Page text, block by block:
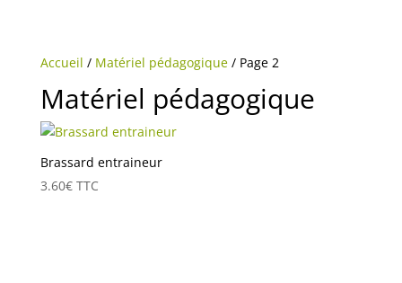
Accueil / Matériel pédagogique/ Page 2
Matériel pédagogique
Brassard entraineur
3.60€ TTC